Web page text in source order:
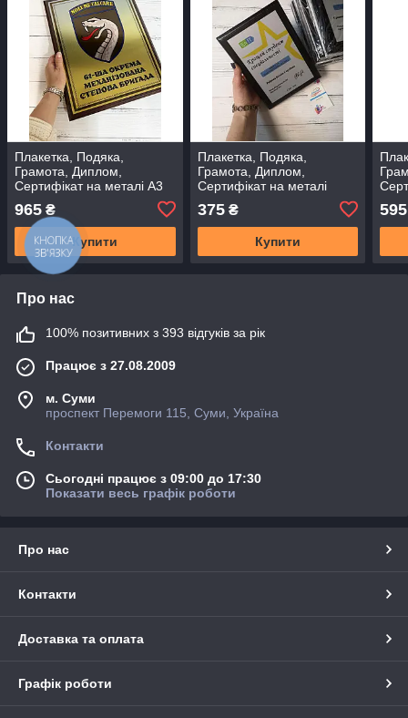
Плакетка, Подяка,
Грамота, Диплом,
Сертифікат на металі А3
965 ₴
Купити
Плакетка, Подяка,
Грамота, Диплом,
Сертифікат на металі
375₴
Купити
595
Про нас
100% позитивних з 393 відгуків за рік
Працює з 27.08.2009
м. Суми
проспект Перемоги 115, Суми, Україна
Контакти
Сьогодні працює з 09:00 до 17:30
Показати весь графік роботи
Про нас
Контакти
Доставка та оплата
Графік роботи